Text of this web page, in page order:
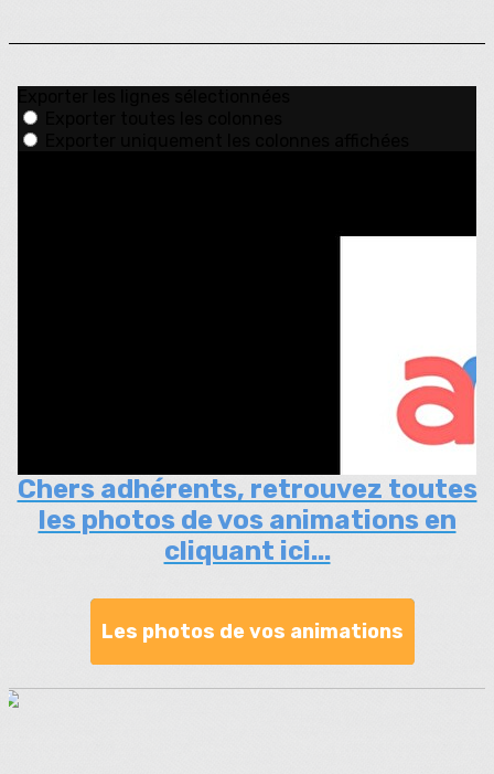
Chers adhérents, retrouvez toutes
les photos de vos animations en
cliquant ici...
Les photos de vos animations